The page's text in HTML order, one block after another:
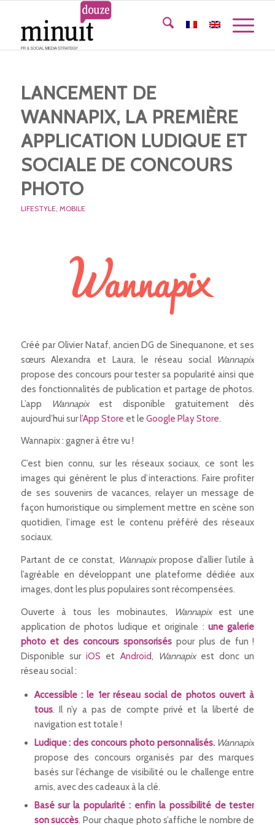
LANCEMENT DE
WANNAPIX, LA PREMIÈRE
APPLICATION LUDIQUE ET
SOCIALE DE CONCOURS
PHOTO
LIFESTYLE, MOBILE
Créé par Olivier Nataf, ancien DG de Sinequanone, et ses
sœurs Alexandra et Laura, le réseau social Wannapix
propose des concours pour tester sa popularité ainsi que
des fonctionnalités de publication et partage de photos.
L’app
Wannapixest disponible gratuitement dès
aujourd’hui sur l’App Store et le Google PlayStore.
Wannapix : gagner à être vu !
C’est bien connu, sur les réseaux sociaux, ce sont les
images qui génèrent le plus d’interactions. Faire profiter
de ses souvenirs de vacances, relayer un message de
façon humoristique ou simplement mettre en scène son
quotidien, l’image est le contenu préféré des réseaux
sociaux.
Partant de ce constat, Wannapixpropose d’allier l’utile à
l’agréable en développant une plateforme dédiée aux
images, dont les plus populaires sont récompensées.
Ouverte à tous les mobinautes, Wannapixest une
application de photos ludique et originale :une galerie
photo et des concours sponsorisés pour plus de fun !
Disponible suriOS et Android, Wannapixest donc un
réseau social :
Accessible : le 1er réseau social de photos ouvert à
tous. Il n’y a pas de compte privé et la liberté de
navigation est totale !
Ludique : des concours photo personnalisés. Wannapix
propose des concours organisés par des marques
basés sur l’échange de visibilité ou le challenge entre
amis, avec des cadeaux à la clé.
Basé sur la popularité : enfin la possibilité de tester
son succès. Pour chaque photo s’affiche le nombre de